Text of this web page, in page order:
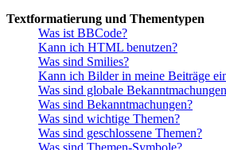
Textformatierung und Thementypen
Was ist BBCode?
Kann ich HTML benutzen?
Was sind Smilies?
Kann ich Bilder in meine Beiträge
Was sind globale
Was sind Bekanntmachungen?
Was sind wichtige Themen?
Was sind geschlossene Themen?